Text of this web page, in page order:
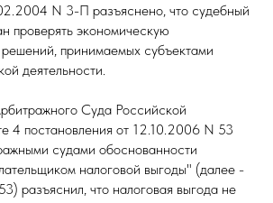
N 3-П разъяснено, что судебный
проверять экономическую
принимаемых субъектами
деятельности.
Суда Российской
4 постановления от 12.10.2006 N 53
судами обоснованности
налоговой выгоды" (далее -
разъяснил, что налоговая выгода не